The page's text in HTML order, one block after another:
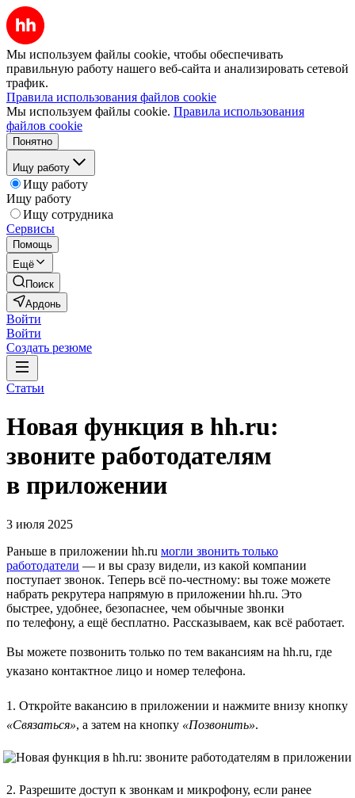
Мы используем файлы cookie, чтобы обеспечивать
правильную работу нашего веб-сайта и анализировать сетевой
трафик.
Правила использования файлов cookie
Мы используем файлы cookie. Правила использования
файлов cookie
Понятно
Ищу работу
Ищу работу
Ищу работу
Ищу сотрудника
Сервисы
Помощь
Ещё
Поиск
Ардонь
Войти
Войти
Создать резюме
Статьи
Новая функция в hh.ru:
звоните работодателям
в приложении
3 июля 2025
Раньше в приложении hh.ru могли звонить только
работодатели — и вы сразу видели, из какой компании
поступает звонок. Теперь всё по-честному: вы тоже можете
набрать рекрутера напрямую в приложении hh.ru. Это
быстрее, удобнее, безопаснее, чем обычные звонки
по телефону, а ещё бесплатно. Рассказываем, как всё работает.
Вы можете позвонить только по тем вакансиям на hh.ru, где
указано контактное лицо и номер телефона.
1. Откройте вакансию в приложении и нажмите внизу кнопку
«Связаться», а затем на кнопку «Позвонить».
2. Разрешите доступ к звонкам и микрофону, если ранее